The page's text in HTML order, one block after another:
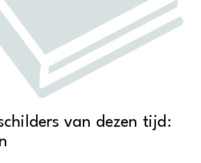
van dezen tijd: